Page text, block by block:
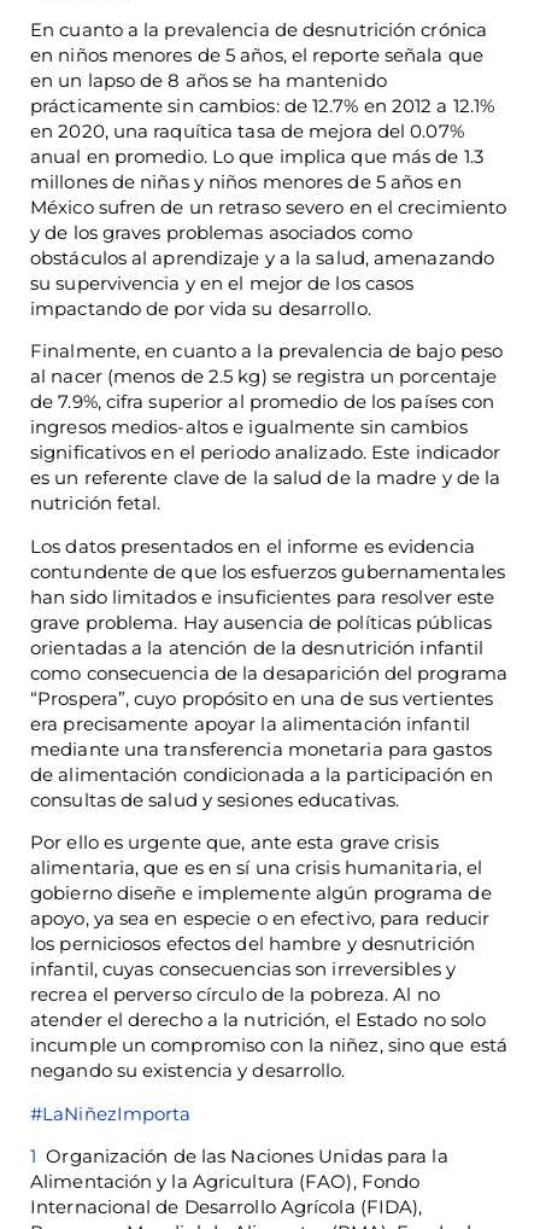
En cuanto a la prevalencia de desnutrición crónica
en niños menores de 5 años, el reporte señala que
en un lapso de 8 años se ha mantenido
prácticamente sin cambios: de 12.7% en 2012 a 12.1%
en 2020, una raquítica tasa de mejora del 0.07%
anual en promedio. Lo que implica que más de 1.3
millones de niñas y niños menores de 5 años en
México sufren de un retraso severo en el crecimiento
y de los graves problemas asociados como
obstáculos al aprendizaje y a la salud, amenazando
su supervivencia y en el mejor de los casos
impactando de por vida su desarrollo.
Finalmente, en cuanto a la prevalencia de bajo peso
al nacer (menos de 2.5 kg) se registra un porcentaje
de 7.9%, cifra superior al promedio de los países con
ingresos medios-altos e igualmente sin cambios
significativos en el periodo analizado. Este indicador
es un referente clave de la salud de la madre y de la
nutrición fetal.
Los datos presentados en el informe es evidencia
contundente de que los esfuerzos gubernamentales
han sido limitados e insuficientes para resolver este
grave problema. Hay ausencia de políticas públicas
orientadas a la atención de la desnutrición infantil
como consecuencia de la desaparición del programa
“Prospera”, cuyo propósito en una de sus vertientes
era precisamente apoyar la alimentación infantil
mediante una transferencia monetaria para gastos
de alimentación condicionada a la participación en
consultas de salud y sesiones educativas.
Por ello es urgente que, ante esta grave crisis
alimentaria, que es en sí una crisis humanitaria, el
gobierno diseñe e implemente algún programa de
apoyo, ya sea en especie o en efectivo, para reducir
los perniciosos efectos del hambre y desnutrición
infantil, cuyas consecuencias son irreversibles y
recrea el perverso círculo de la pobreza. Al no
atender el derecho a la nutrición, el Estado no solo
incumple un compromiso con la niñez, sino que está
negando su existencia y desarrollo.
#LaNiñezImporta
1 Organización de las Naciones Unidas para la
Alimentación y la Agricultura (FAO), Fondo
Internacional de Desarrollo Agrícola (FIDA),